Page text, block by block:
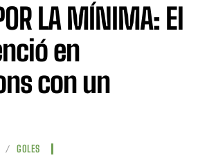
LA MÍNIMA: El
en
con un
GOLES